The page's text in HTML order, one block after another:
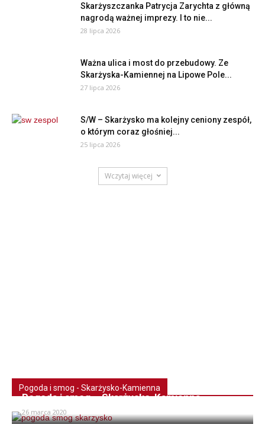
Skarżyszczanka Patrycja Zarychta z główną
nagrodą ważnej imprezy. I to nie...
28 lipca 2026
Ważna ulica i most do przebudowy. Ze
Skarżyska-Kamiennej na Lipowe Pole...
27 lipca 2026
S/W – Skarżysko ma kolejny ceniony zespół,
o którym coraz głośniej...
25 lipca 2026
Wczytaj więcej
Pogoda i smog - Skarżysko-Kamienna
Pogoda i smog – Skarżysko-Kamienna
26 marca 2020